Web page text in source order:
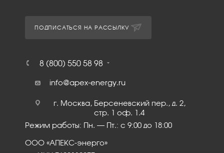
ПОДПИСАТЬСЯ НА РАССЫЛКУ
8 (800) 550 58 98
info@apex-energy.ru
г. Москва, Берсеневский пер., д. 2,
стр. 1 оф. 1.4
Режим работы: Пн. – Пт.: с 9:00 до 18:00
ООО «АПЕКС-энерго»